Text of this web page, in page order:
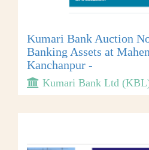
Kumari Bank Auction
Banking Assets at
Kanchanpur -
Kumari Bank Ltd